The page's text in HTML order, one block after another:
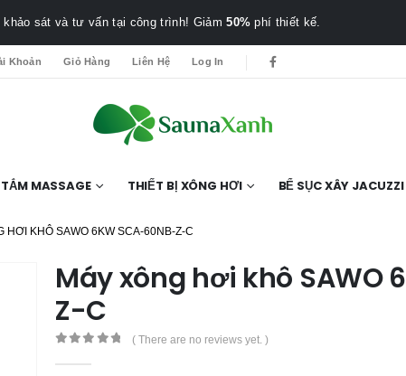
khảo sát và tư vấn tại công trình! Giảm50% phí thiết kế.
Khoản Giỏ Hàng Liên Hệ Log In
MASSAGE THIẾT BỊ XÔNG HƠI BỂ SỤC XÂY
HƠI KHÔ SAWO 6KW SCA-60NB-Z-C
Máy xông hơi khô SAWO
Z-C
( There are no reviews yet. )